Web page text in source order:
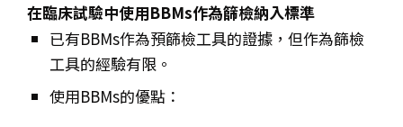
在臨床試驗中使用BBMs作為篩檢納入標準
已有BBMs作為預篩檢工具的證據，但作為篩檢
工具的經驗有限。
使用BBMs的優點：